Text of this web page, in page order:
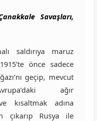
Savaşları,
saldırıya maruz
önce sadece
geçip, mevcut
ağır
kısaltmak adına
çıkarıp Rusya ile